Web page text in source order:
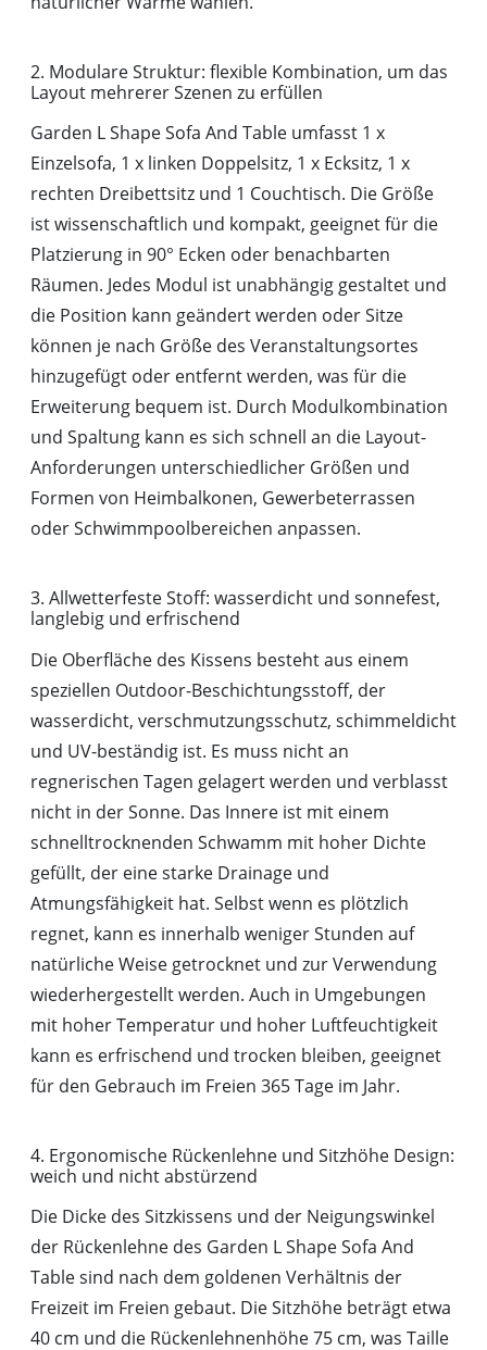
2. Modulare Struktur: flexible Kombination, um das
Layout mehrerer Szenen zu erfüllen
Garden L Shape Sofa And Table umfasst 1 x
Einzelsofa, 1 x linken Doppelsitz, 1 x Ecksitz, 1 x
rechten Dreibettsitz und 1 Couchtisch. Die Größe
ist wissenschaftlich und kompakt, geeignet für die
Platzierung in 90° Ecken oder benachbarten
Räumen. Jedes Modul ist unabhängig gestaltet und
die Position kann geändert werden oder Sitze
können je nach Größe des Veranstaltungsortes
hinzugefügt oder entfernt werden, was für die
Erweiterung bequem ist. Durch Modulkombination
und Spaltung kann es sich schnell an die Layout-
Anforderungen unterschiedlicher Größen und
Formen von Heimbalkonen, Gewerbeterrassen
oder Schwimmpoolbereichen anpassen.
3. Allwetterfeste Stoff: wasserdicht und sonnefest,
langlebig und erfrischend
Die Oberfläche des Kissens besteht aus einem
speziellen Outdoor-Beschichtungsstoff, der
wasserdicht, verschmutzungsschutz, schimmeldicht
und UV-beständig ist. Es muss nicht an
regnerischen Tagen gelagert werden und verblasst
nicht in der Sonne. Das Innere ist mit einem
schnelltrocknenden Schwamm mit hoher Dichte
gefüllt, der eine starke Drainage und
Atmungsfähigkeit hat. Selbst wenn es plötzlich
regnet, kann es innerhalb weniger Stunden auf
natürliche Weise getrocknet und zur Verwendung
wiederhergestellt werden. Auch in Umgebungen
mit hoher Temperatur und hoher Luftfeuchtigkeit
kann es erfrischend und trocken bleiben, geeignet
für den Gebrauch im Freien 365 Tage im Jahr.
4. Ergonomische Rückenlehne und Sitzhöhe Design:
weich und nicht abstürzend
Die Dicke des Sitzkissens und der Neigungswinkel
der Rückenlehne des Garden L Shape Sofa And
Table sind nach dem goldenen Verhältnis der
Freizeit im Freien gebaut. Die Sitzhöhe beträgt etwa
40 cm und die Rückenlehnenhöhe 75 cm, was Taille